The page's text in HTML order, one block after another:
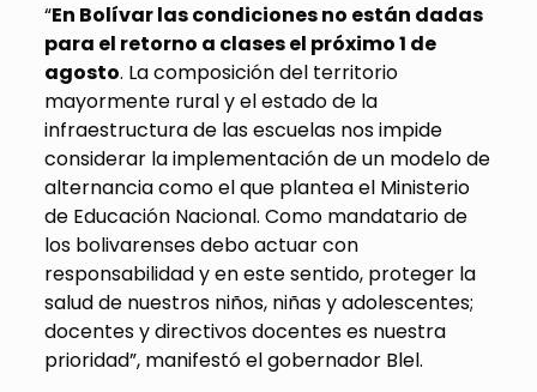
“En Bolívar las condiciones no están dadas
para el retorno a clases el próximo 1 de
agosto. La composición del territorio
mayormente rural y el estado de la
infraestructura de las escuelas nos impide
considerar la implementación de un modelo de
alternancia como el que plantea el Ministerio
de Educación Nacional. Como mandatario de
los bolivarenses debo actuar con
responsabilidad y en este sentido, proteger la
salud de nuestros niños, niñas y adolescentes;
docentes y directivos docentes es nuestra
prioridad”, manifestó el gobernador Blel.